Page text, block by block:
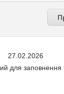
27.02.2026
для заповнення